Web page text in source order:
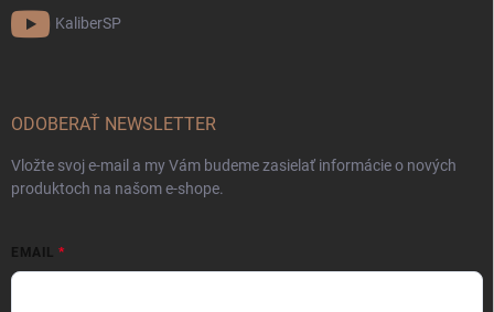
KaliberSP
ODOBERAŤ NEWSLETTER
Vložte svoj e-mail a my Vám budeme zasielať informácie o nových
produktoch na našom e-shope.
EMAIL